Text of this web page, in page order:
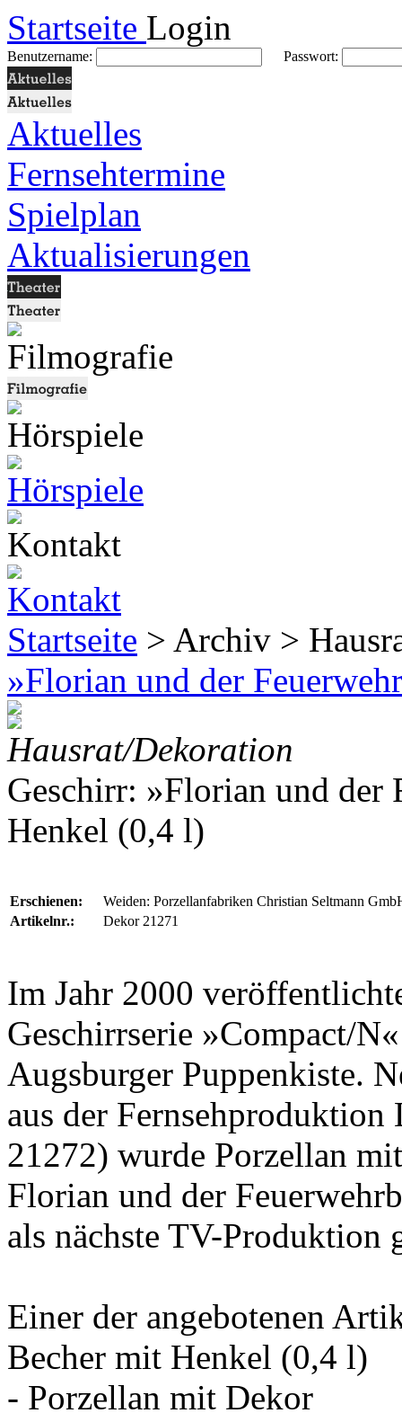
Startseite Login
Benutzername: Passwort:
Aktuelles
Fernsehtermine
Spielplan
Aktualisierungen
Startseite > Archiv >
»Florian und der
Hausrat/Dekoration
Geschirr: »Florian und der
Henkel (0,4 l)
Erschienen:
Weiden: Porzellanfabriken Christian Seltmann
Artikelnr.:
Dekor 21271
Im Jahr 2000
Geschirrserie »Compact/
Augsburger Puppenkiste.
aus der Fernsehproduktion
21272) wurde Porzellan
Florian und der
als nächste TV-Produktion
Einer der angebotenen
Becher mit Henkel (0,4 l)
- Porzellan mit Dekor